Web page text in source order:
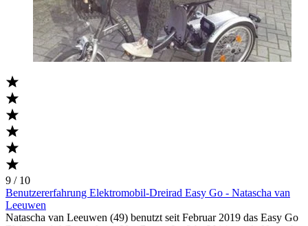
9 / 10
Benutzererfahrung Elektromobil-Dreirad Easy Go - Natascha van
Leeuwen
Natascha van Leeuwen (49) benutzt seit Februar 2019 das Easy Go